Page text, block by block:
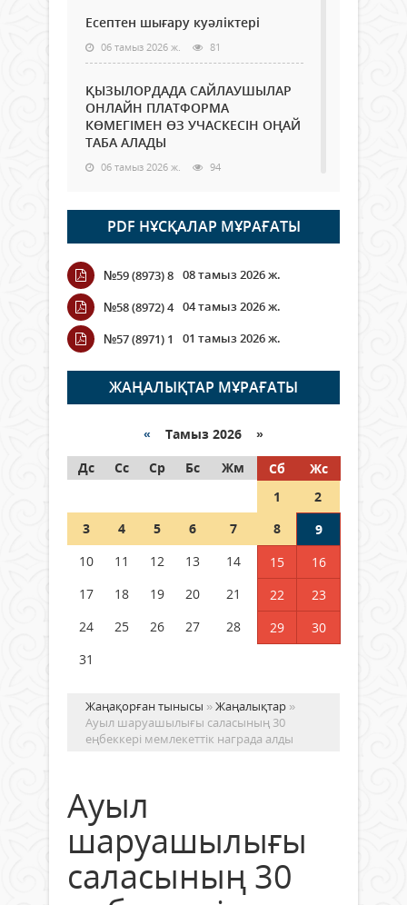
Есептен шығару куәліктері
06 тамыз 2026 ж. 81
ҚЫЗЫЛОРДАДА САЙЛАУШЫЛАР
ОНЛАЙН ПЛАТФОРМА
КӨМЕГІМЕН ӨЗ УЧАСКЕСІН ОҢАЙ
ТАБА АЛАДЫ
06 тамыз 2026 ж. 94
Open Air: Қызылорда облысы
полиция департаменті 20
мыңнан астам көрерменнің
қауіпсіздігін қамтамасыз етті
06 тамыз 2026 ж.
Wi-Fi ҚАБЫРҒА АРҚЫЛЫ ҚАЛАЙ
ӨТЕДІ?
06 тамыз 2026 ж. 271
граждане Казахстана,
05 тамыз 2026 ж. 153
Шетелде жүрген Қазақстан
азаматтары қалай дауыс бере
PDF НҰСҚАЛАР МҰРАҒАТЫ
№59 (8973) 8 08 тамыз 2026 ж.
№58 (8972) 4 04 тамыз 2026 ж.
№57 (8971) 1
01 тамыз 2026 ж.
ЖАҢАЛЫҚТАР МҰРАҒАТЫ
« Тамыз 2026 »
Дс
Сс Ср Бс Жм Сб
Жс
1
2
3
4 5 6 7 8
9
10
11 12 13 14 15
16
17
18 19 20 21 22
23
24
25 26 27 28 29
30
31
Жаңақорған тынысы »Жаңалықтар »
Ауыл шаруашылығы саласының 30
еңбеккері мемлекеттік награда алды
Ауыл
шаруашылығы
саласының 30